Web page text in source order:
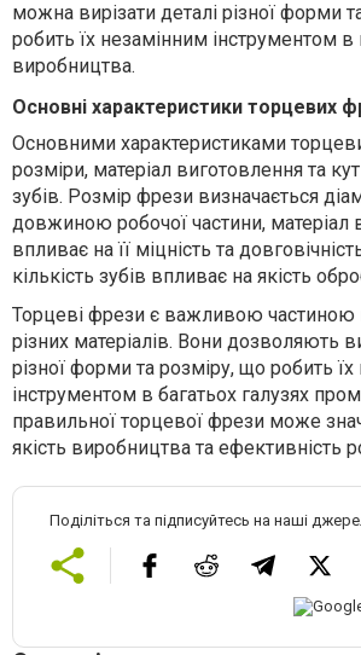
можна вирізати деталі різної форми
робить їх незамінним інструментом в
виробництва.
Основні характеристики торцевих
Основними характеристиками
розміри, матеріал виготовлення та
зубів. Розмір фрези визначається
довжиною робочої частини, матеріал
впливає на її міцність та
кількість зубів впливає на якість
Торцеві фрези є важливою частиною
різних матеріалів. Вони дозволяють
різної форми та розміру, що робить
інструментом в багатьох галузях
правильної торцевої фрези може
якість виробництва та ефективність
Поділіться та підписуйтесь на наші